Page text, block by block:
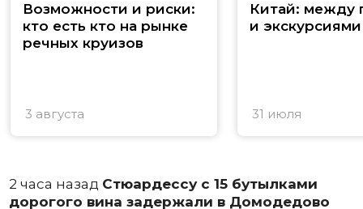
Возможности и риски:
кто есть кто на рынке
речных круизов
3 августа
Китай: между
и экскурсиями
31 июля
2 часа назад Стюардессу с 15 бутылками
дорогого вина задержали в Домодедово